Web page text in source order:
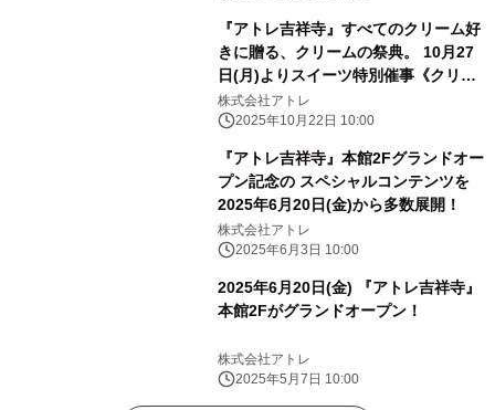
『アトレ吉祥寺』すべてのクリーム好
きに贈る、クリームの祭典。 10月27
日(月)よりスイーツ特別催事《クリー
ムにおぼれて》を初開催！
株式会社アトレ
2025年10月22日 10:00
『アトレ吉祥寺』本館2Fグランドオー
プン記念の スペシャルコンテンツを
2025年6月20日(金)から多数展開！
株式会社アトレ
2025年6月3日 10:00
2025年6月20日(金) 『アトレ吉祥寺』
本館2Fがグランドオープン！
株式会社アトレ
2025年5月7日 10:00